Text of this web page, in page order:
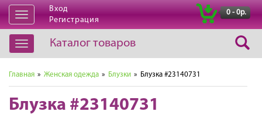
Открыть
навигацию
Вход
Регистрация
0 - 0р.
Открыть
навигацию
Каталог товаров
Главная » Женская одежда » Блузки » Блузка #23140731
Блузка #23140731